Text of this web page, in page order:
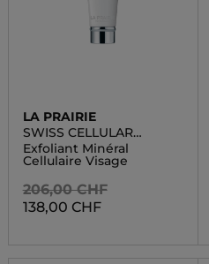
LA PRAIRIE
SWISS CELLULAR
EXFOLIATOR & MA
Exfoliant Minéral
Cellulaire Visage
206,00 CHF
138,00 CHF